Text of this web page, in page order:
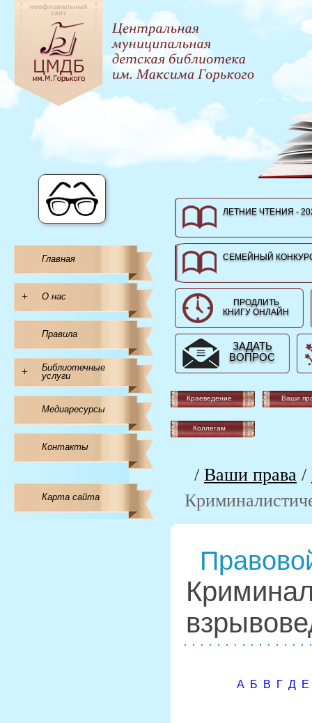
Главная
+ О нас
Правила
+
Библиотечные
услуги
Медиаресурсы
Контакты
Карта сайта
ЛЕТНИЕ ЧТЕНИЯ -
СЕМЕЙНЫЙ
ПРОДЛИТЬ
КНИГУ ОНЛАЙН
ЗАДАТЬ
ВОПРОС
Краеведение Ваши
Коллегам
/ Ваши права /
А Б В Г Д Е